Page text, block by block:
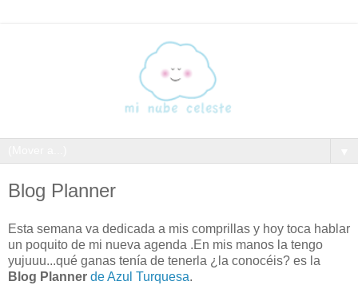
Blog Planner
Esta semana va dedicada a mis comprillas y hoy toca hablar
un poquito de mi nueva agenda .En mis manos la tengo
yujuuu...qué ganas tenía de tenerla ¿la conocéis? es la
Blog Planner de Azul Turquesa.